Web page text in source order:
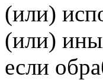
(или)
(или)
если